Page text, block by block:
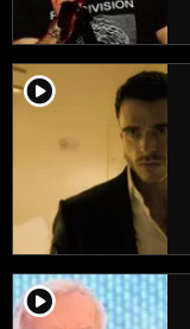
player2
player2